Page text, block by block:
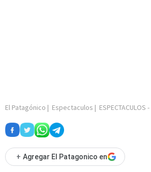
El Patagónico | Espectaculos | ESPECTACULOS -
+ Agregar El Patagonico en